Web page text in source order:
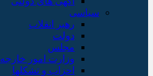
سیاسی
رهبر انقلاب
دولت
مجلس
وزارت امور خارجه
احزاب و تشکلها